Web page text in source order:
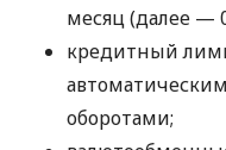
месяц (далее —
кредитный
оборотами;